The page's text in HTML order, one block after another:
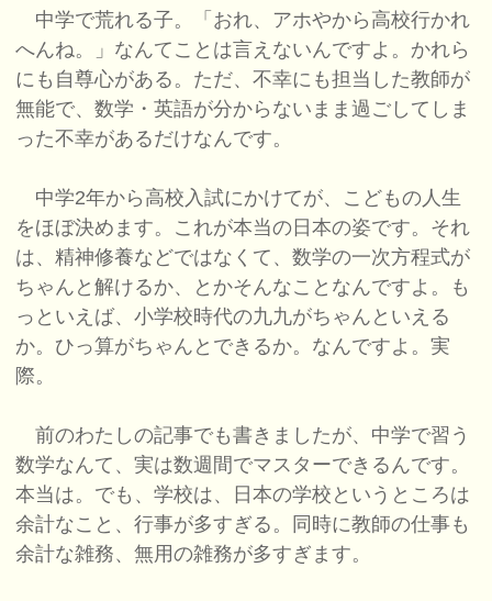
中学で荒れる子。「おれ、アホやから高校行かれ
へんね。」なんてことは言えないんですよ。かれら
にも自尊心がある。ただ、不幸にも担当した教師が
無能で、数学・英語が分からないまま過ごしてしま
った不幸があるだけなんです。
中学2年から高校入試にかけてが、こどもの人生
をほぼ決めます。これが本当の日本の姿です。それ
は、精神修養などではなくて、数学の一次方程式が
ちゃんと解けるか、とかそんなことなんですよ。も
っといえば、小学校時代の九九がちゃんといえる
か。ひっ算がちゃんとできるか。なんですよ。実
際。
前のわたしの記事でも書きましたが、中学で習う
数学なんて、実は数週間でマスターできるんです。
本当は。でも、学校は、日本の学校というところは
余計なこと、行事が多すぎる。同時に教師の仕事も
余計な雑務、無用の雑務が多すぎます。